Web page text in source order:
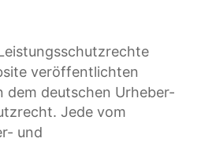
veröffentlichten
dem deutschen Urheber-
Jede vom
und